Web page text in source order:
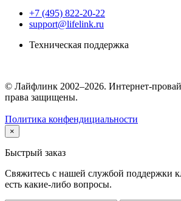
+7 (495) 822-20-22
support@lifelink.ru
Техническая поддержка
© Лайфлинк 2002–2026. Интернет-
права защищены.
Политика конфендициальности
×
Быстрый заказ
Свяжитесь с нашей службой поддержки
есть какие-либо вопросы.